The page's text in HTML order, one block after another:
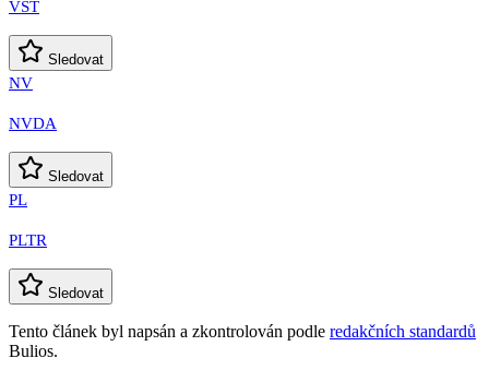
VST
Sledovat
NV
NVDA
Sledovat
PL
PLTR
Sledovat
Tento článek byl napsán a zkontrolován podle redakčních standardů
Bulios.